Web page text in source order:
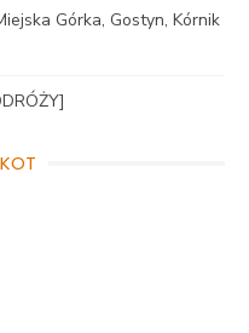
Górka, Gostyn, Kórnik